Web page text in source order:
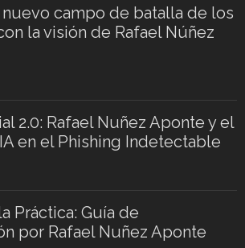
nuevo campo de batalla de los
la visión de Rafael Núñez
2.0: Rafael Nuñez Aponte y el
en el Phishing Indetectable
Práctica: Guía de
por Rafael Nuñez Aponte